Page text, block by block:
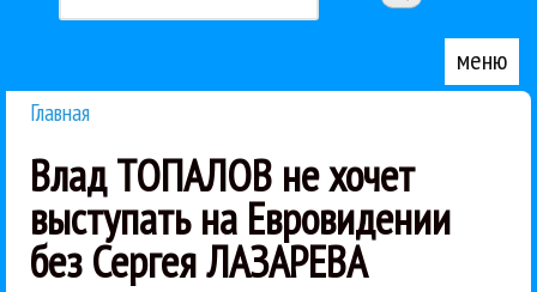
Форма поиска
меню
Главная
Влад ТОПАЛОВ не хочет
выступать на Евровидении
без Сергея ЛАЗАРЕВА